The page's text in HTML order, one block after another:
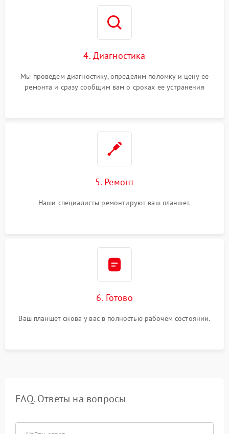
4. Диагностика
Мы проведем диагностику, определим поломку и цену ее
ремонта и сразу сообщим вам о сроках ее устранения
5. Ремонт
Наши специалисты ремонтируют ваш планшет.
6. Готово
Ваш планшет снова у вас в полностью рабочем состоянии.
FAQ. Ответы на вопросы